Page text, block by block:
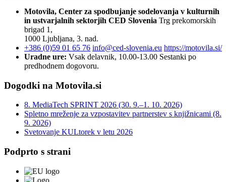
Motovila, Center za spodbujanje sodelovanja v kulturnih
in ustvarjalnih sektorjih CED Slovenia Trg prekomorskih
brigad 1,
1000 Ljubljana, 3. nad.
+386 (0)59 01 65 76 info@ced-slovenia.eu https://motovila.si/
Uradne ure: Vsak delavnik, 10.00-13.00 Sestanki po
predhodnem dogovoru.
Dogodki na Motovila.si
8. MediaTech SPRINT 2026 (30. 9.–1. 10. 2026)
Spletno mreženje za vzpostavitev partnerstev s knjižnicami (8.
9. 2026)
Svetovanje KULtorek v letu 2026
Podprto s strani